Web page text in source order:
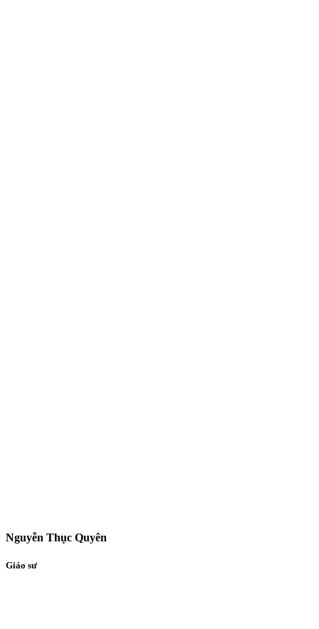
Nguyễn Thục Quyên
Giáo sư